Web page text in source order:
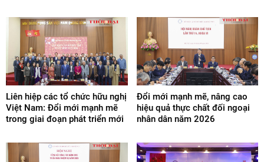
Liên hiệp các tổ chức hữu nghị
Việt Nam: Đổi mới mạnh mẽ
trong giai đoạn phát triển mới
Đổi mới mạnh mẽ, nâng cao
hiệu quả thực chất đối ngoại
nhân dân năm 2026